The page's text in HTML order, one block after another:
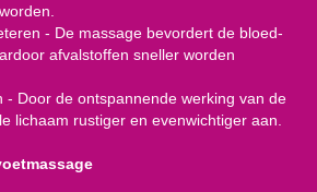
- De massage bevordert de bloed-
afvalstoffen sneller worden
- Door de ontspannende werking van de
lichaam rustiger en evenwichtiger aan.